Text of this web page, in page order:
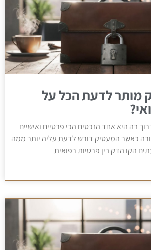
מותר לדעת הכל על
בה היא אחד הנכסים הכי פרטיים ואישיים
כאשר המעסיק דורש לדעת עליה יותר ממה
הקו הדק בין פרטיות רפואית